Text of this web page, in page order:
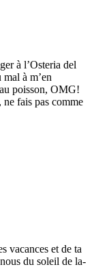
à l’Osteria del
à m’en
poisson, OMG!
ne fais pas comme
et de ta
du soleil de la-